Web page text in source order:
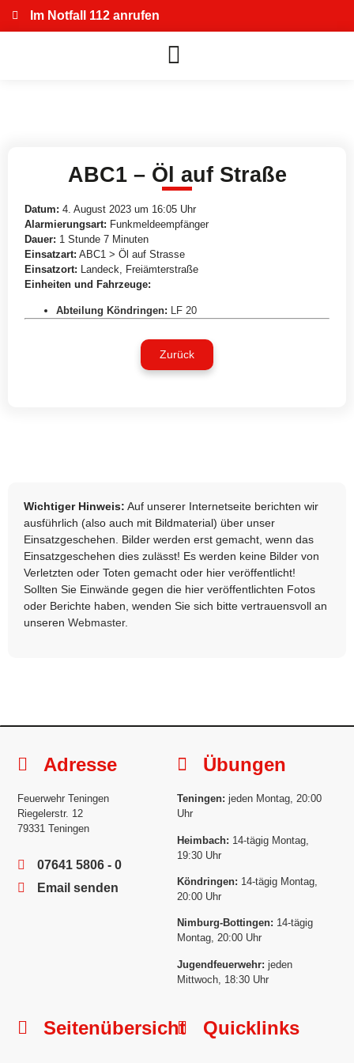
Im Notfall 112 anrufen
ABC1 – Öl auf Straße
Datum: 4. August 2023 um 16:05 Uhr
Alarmierungsart: Funkmeldeempfänger
Dauer: 1 Stunde 7 Minuten
Einsatzart: ABC1 > Öl auf Strasse
Einsatzort: Landeck, Freiämterstraße
Einheiten und Fahrzeuge:
Abteilung Köndringen: LF 20
Zurück
Wichtiger Hinweis: Auf unserer Internetseite berichten wir
ausführlich (also auch mit Bildmaterial) über unser
Einsatzgeschehen. Bilder werden erst gemacht, wenn das
Einsatzgeschehen dies zulässt! Es werden keine Bilder von
Verletzten oder Toten gemacht oder hier veröffentlicht!
Sollten Sie Einwände gegen die hier veröffentlichten Fotos
oder Berichte haben, wenden Sie sich bitte vertrauensvoll an
unseren Webmaster.
Adresse
Feuerwehr Teningen
Riegelerstr. 12
79331 Teningen
07641 5806 - 0
Email senden
Übungen
Teningen: jeden Montag, 20:00
Uhr
Heimbach: 14-tägig Montag,
19:30 Uhr
Köndringen: 14-tägig Montag,
20:00 Uhr
Nimburg-Bottingen: 14-tägig
Montag, 20:00 Uhr
Jugendfeuerwehr: jeden
Mittwoch, 18:30 Uhr
Seitenübersicht Quicklinks